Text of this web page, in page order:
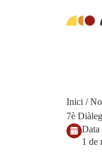
Inici /
7è
Data
1 de